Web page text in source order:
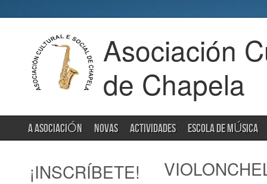
Asociación
de Chapela
A ASOCIACIÓN NOVAS ACTIVIDADES ESCOLA DE MÚSICA
¡INSCRÍBETE!